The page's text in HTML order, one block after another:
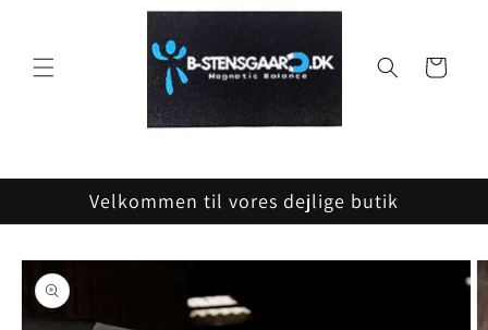
Indkøbskurv
Velkommen til vores dejlige butik